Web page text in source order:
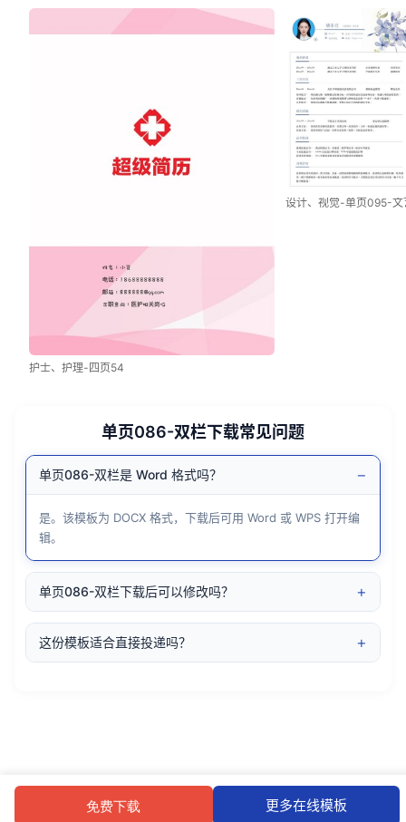
护士、护理-四页54
设计、视觉-单页095-文
单页086-双栏下载常见问题
单页086-双栏是 Word 格式吗？ −
是。该模板为 DOCX 格式，下载后可用 Word 或 WPS 打开编
辑。
单页086-双栏下载后可以修改吗？ +
这份模板适合直接投递吗？ +
免费下载 更多在线模板